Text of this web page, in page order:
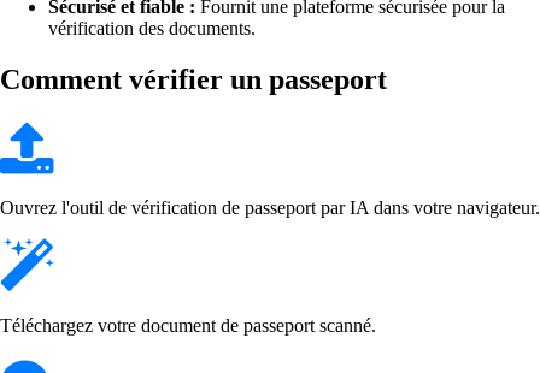
Sécurisé et fiable : Fournit une plateforme sécurisée pour la
vérification des documents.
Comment vérifier un passeport
Ouvrez l'outil de vérification de passeport par IA dans votre navigateur.
Téléchargez votre document de passeport scanné.